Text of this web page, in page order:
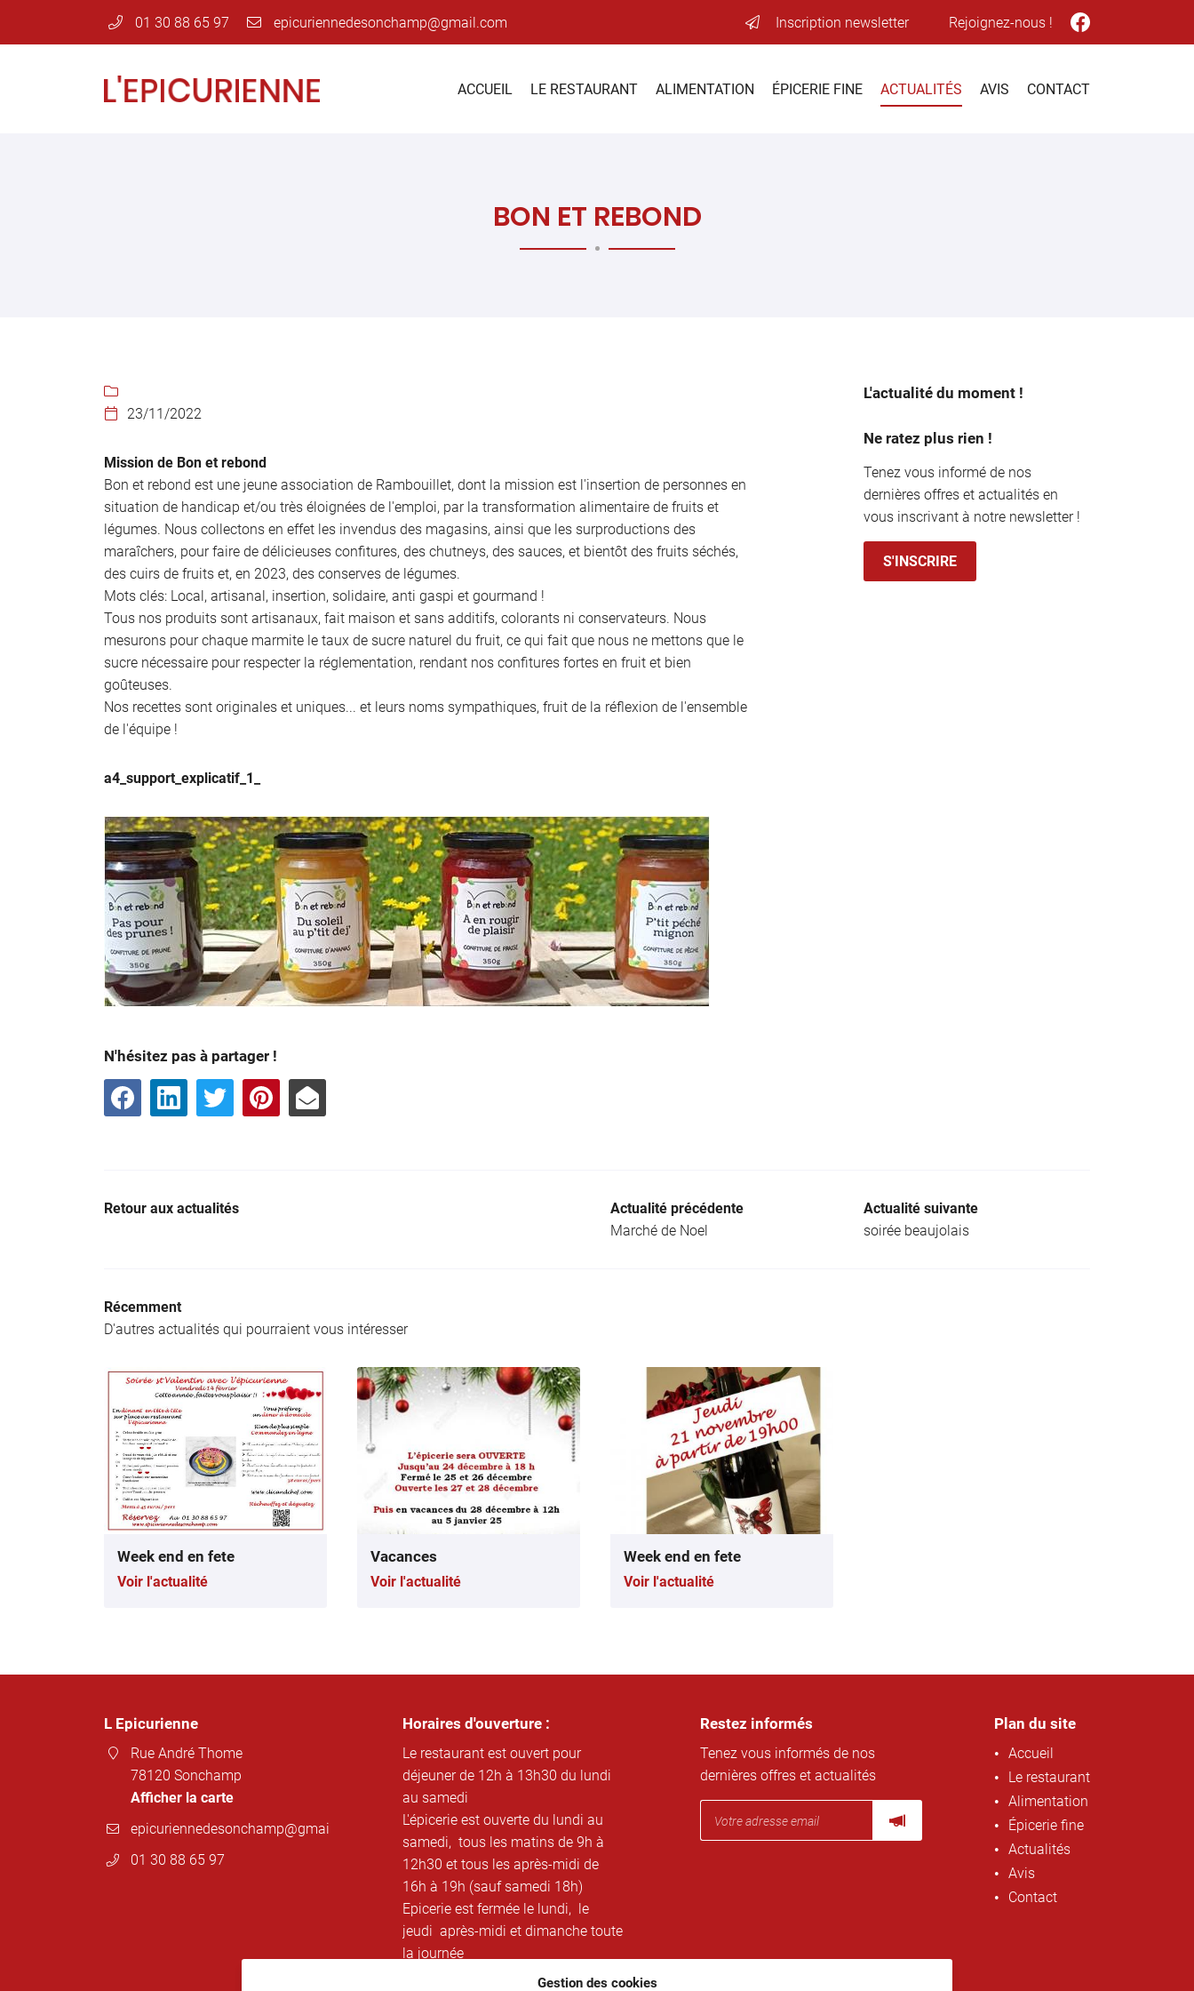
01 30 88 65 97 Inscription newsletter Rejoignez-nous !
ACCUEIL LE RESTAURANT ALIMENTATION ÉPICERIE FINE ACTUALITÉS AVIS CONTACT
Rue André Thome
l'adresse email indiqué ci-dessus. Vous pouvez vous désinscrire à tout moment en
le formulaire de désinscription
INSCRIPTION
BON ET REBOND


23/11/2022
Mission de Bon et rebond
Bon et rebond est une jeune association de Rambouillet, dont la mission est l'insertion de personnes en
situation de handicap et/ou très éloignées de l'emploi, par la transformation alimentaire de fruits et
légumes. Nous collectons en effet les invendus des magasins, ainsi que les surproductions des
maraîchers, pour faire de délicieuses confitures, des chutneys, des sauces, et bientôt des fruits séchés,
des cuirs de fruits et, en 2023, des conserves de légumes.
Mots clés: Local, artisanal, insertion, solidaire, anti gaspi et gourmand !
Tous nos produits sont artisanaux, fait maison et sans additifs, colorants ni conservateurs. Nous
mesurons pour chaque marmite le taux de sucre naturel du fruit, ce qui fait que nous ne mettons que le
sucre nécessaire pour respecter la réglementation, rendant nos confitures fortes en fruit et bien
goûteuses.
Nos recettes sont originales et uniques... et leurs noms sympathiques, fruit de la réflexion de l'ensemble
de l'équipe !
a4_support_explicatif_1_
N'hésitez pas à partager !
L'actualité du moment !
Ne ratez plus rien !
Tenez vous informé de nos
dernières offres et actualités en
vous inscrivant à notre newsletter !
S'INSCRIRE
Retour aux actualités
Actualité précédente
Marché de Noel
Actualité suivante
soirée beaujolais
Récemment
D'autres actualités qui pourraient vous intéresser
Week end en fete
Voir l'actualité
Vacances
Voir l'actualité
Week end en fete
Voir l'actualité
L Epicurienne
Rue André Thome
78120 Sonchamp
Afficher la carte
01 30 88 65 97
Horaires d'ouverture :
Le restaurant est ouvert pour
déjeuner de 12h à 13h30 du lundi
au samedi
L'épicerie est ouverte du lundi au
samedi, tous les matins de 9h à
12h30 et tous les après-midi de
16h à 19h (sauf samedi 18h)
Epicerie est fermée le lundi, le
jeudi après-midi et dimanche toute
la journée
Restez informés
Tenez vous informés de nos
dernières offres et actualités
Plan du site
Accueil
Le restaurant
Alimentation
Épicerie fine
Actualités
Avis
Contact
Gestion des cookies